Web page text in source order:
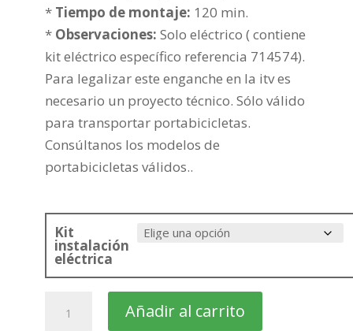
* Tiempo de montaje: 120 min.
* Observaciones: Solo eléctrico ( contiene
kit eléctrico específico referencia 714574).
Para legalizar este enganche en la itv es
necesario un proyecto técnico. Sólo válido
para transportar portabicicletas.
Consúltanos los modelos de
portabicicletas válidos..
Kit
instalación
eléctrica
Añadir al carrito